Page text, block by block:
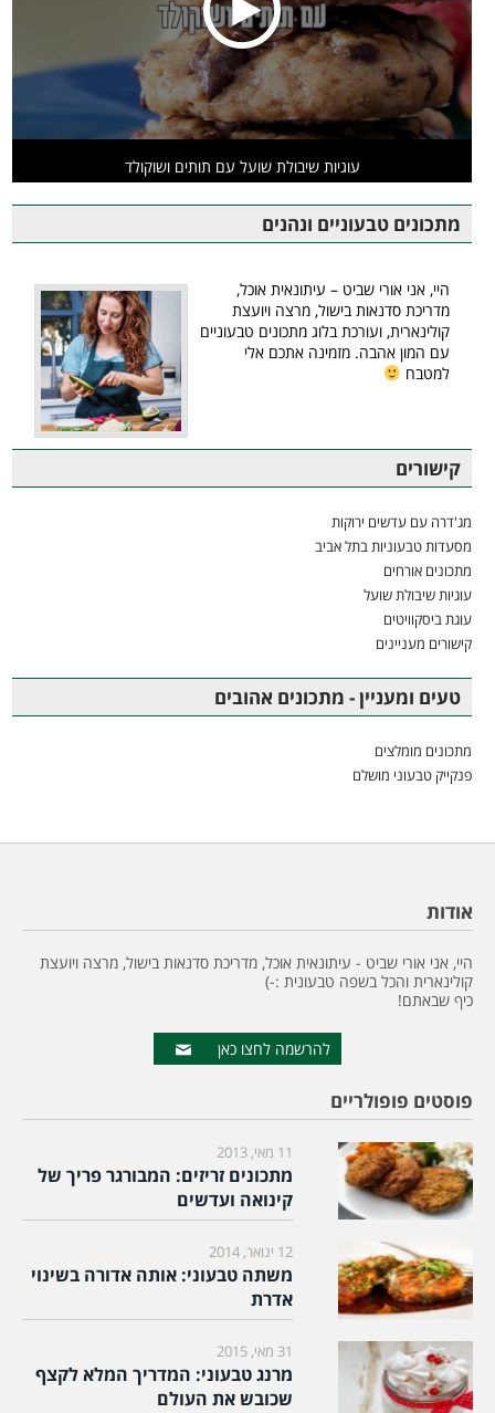
עוגיות שיבולת שועל עם תותים ושוקולד
מתכונים טבעוניים ונהנים
היי, אני אורי שביט – עיתונאית אוכל,
מדריכת סדנאות בישול, מרצה ויועצת
קולינארית, ועורכת בלוג מתכונים טבעוניים
עם המון אהבה. מזמינה אתכם אלי
למטבח
קישורים
מג'דרה עם עדשים ירוקות
מסעדות טבעוניות בתל אביב
מתכונים אורחים
עוגיות שיבולת שועל
עוגת ביסקוויטים
קישורים מעניינים
טעים ומעניין - מתכונים אהובים
מתכונים מומלצים
פנקייק טבעוני מושלם
אודות
היי, אני אורי שביט - עיתונאית אוכל, מדריכת סדנאות בישול, מרצה ויועצת
קולינארית והכל בשפה טבעונית :-)
כיף שבאתם!
להרשמה לחצו כאן
פוסטים פופולריים
11 מאי, 2013
מתכונים זריזים: המבורגר פריך של
קינואה ועדשים
12 ינואר, 2014
משתה טבעוני: אותה אדורה בשינוי
אדרת
31 מאי, 2015
מרנג טבעוני: המדריך המלא לקצף
שכובש את העולם